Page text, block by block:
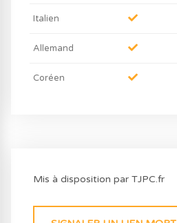
Italien
Allemand
Coréen
Mis à disposition par TJPC.fr